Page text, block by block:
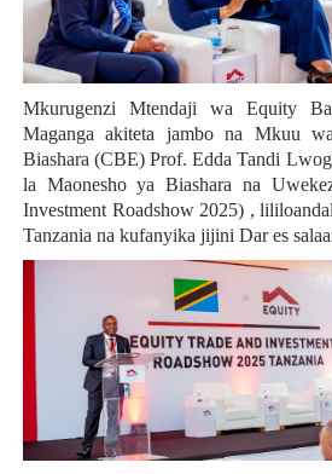
Mkurugenzi Mtendaji wa Equity
Maganga akiteta jambo na Mkuu
Biashara (CBE) Prof. Edda Tandi
la Maonesho ya Biashara na
Investment Roadshow 2025) ,
Tanzania na kufanyika jijini Dar es